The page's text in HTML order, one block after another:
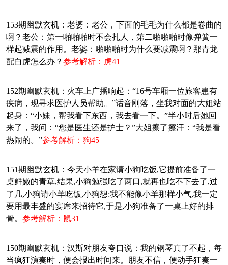
153期幽默玄机：老婆：老公，下面的毛毛为什么都是卷曲的
啊？老公：第一啪啪啪时不会扎人，第二啪啪啪时像弹簧一
样起减震的作用。老婆：啪啪啪时为什么要减震啊？那青龙
配白虎怎么办？ 参考解析：虎41
152期幽默玄机：火车上广播响起：“16号车厢一位旅客患有
疾病，现寻求医护人员帮助。”话音刚落，坐我对面的大姐站
起身：“小妹，帮我看下东西，我去看一下。”半小时后她回
来了，我问：“您是医生还是护士？”大姐擦了擦汗：“我是看
热闹的。”参考解析：狗45
151期幽默玄机：今天小羊在家请小狗吃饭,它提前准备了一
桌鲜嫩的青草,结果,小狗勉强吃了两口,就再也吃不下去了,过
了几,小狗请小羊吃饭,小狗想:我不能像小羊那样小气,我一定
要用最丰盛的宴席来招待它,于是,小狗准备了一桌上好的排
骨。 参考解析：鼠31
150期幽默玄机：汉斯对朋友夸口说：我的钢琴真了不起，每
当疯狂演奏时，便会报出时间来。朋友不信，便动手狂奏一